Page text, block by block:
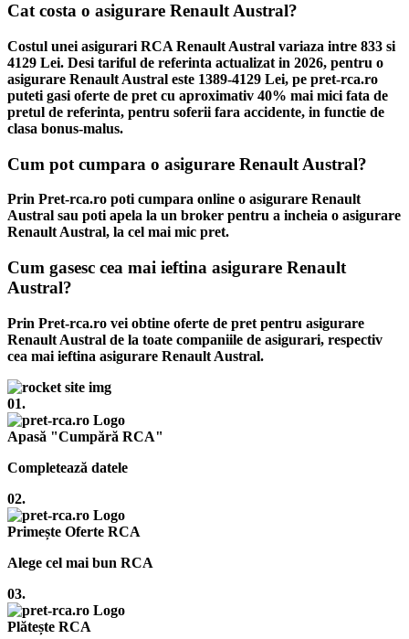
Cat costa o asigurare Renault Austral?
Costul unei asigurari RCA Renault Austral variaza intre 833 si
4129 Lei. Desi tariful de referinta actualizat in 2026, pentru o
asigurare Renault Austral este 1389-4129 Lei, pe pret-rca.ro
puteti gasi oferte de pret cu aproximativ 40% mai mici fata de
pretul de referinta, pentru soferii fara accidente, in functie de
clasa bonus-malus.
Cum pot cumpara o asigurare Renault Austral?
Prin Pret-rca.ro poti cumpara online o asigurare Renault
Austral sau poti apela la un broker pentru a incheia o asigurare
Renault Austral, la cel mai mic pret.
Cum gasesc cea mai ieftina asigurare Renault
Austral?
Prin Pret-rca.ro vei obtine oferte de pret pentru asigurare
Renault Austral de la toate companiile de asigurari, respectiv
cea mai ieftina asigurare Renault Austral.
01.
Apasă "Cumpără RCA"
Completează datele
02.
Primește Oferte RCA
Alege cel mai bun RCA
03.
Plătește RCA